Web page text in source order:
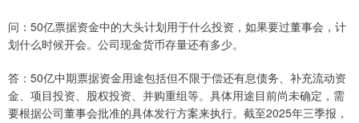
问：50亿票据资金中的大头计划用于什么投资，如果要过董事会，计
划什么时候开会。公司现金货币存量还有多少。
答：50亿中期票据资金用途包括但不限于偿还有息债务、补充流动资
金、项目投资、股权投资、并购重组等。具体用途目前尚未确定，需
要根据公司董事会批准的具体发行方案来执行。截至2025年三季报，